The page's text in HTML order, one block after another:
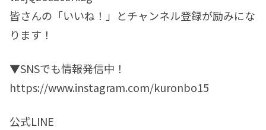
皆さんの「いいね！」とチャンネル登録が励みにな
ります！
▼SNSでも情報発信中！
https://www.instagram.com/kuronbo15
公式LINE